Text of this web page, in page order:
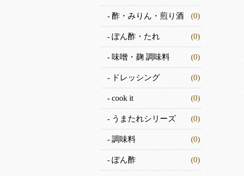
(0)
- 酢・みりん・煎り酒 (0)
- ぽん酢・たれ (0)
- 味噌・麹 調味料 (0)
- ドレッシング (0)
- cook it (0)
- うまたれシリーズ (0)
- 調味料 (0)
- ぽん酢 (0)